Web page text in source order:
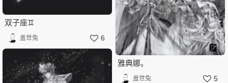
双子座♊️
盖世兔 6
雅典娜。
盖世兔 5